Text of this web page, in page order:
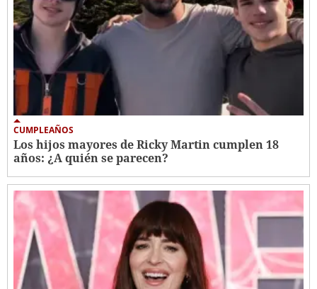
CUMPLEAÑOS
Los hijos mayores de Ricky Martin cumplen 18
años: ¿A quién se parecen?